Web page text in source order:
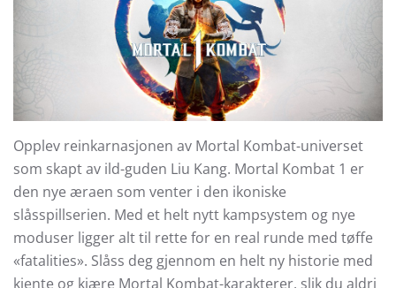
Opplev reinkarnasjonen av Mortal Kombat-universet
som skapt av ild-guden Liu Kang. Mortal Kombat 1 er
den nye æraen som venter i den ikoniske
slåsspillserien. Med et helt nytt kampsystem og nye
moduser ligger alt til rette for en real runde med tøffe
«fatalities». Slåss deg gjennom en helt ny historie med
kjente og kjære Mortal Kombat-karakterer, slik du aldri